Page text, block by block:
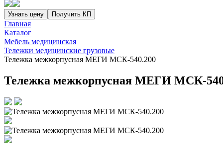
Узнать цену Получить КП
Главная
Каталог
Мебель медицинская
Тележки медицинские грузовые
Тележка межкорпусная МЕГИ МСК-540.200
Тележка межкорпусная МЕГИ МСК-